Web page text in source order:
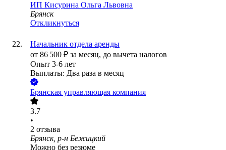
ИП Кисурина Ольга Львовна
Брянск
Откликнуться
Начальник отдела аренды
от 86 500 ₽ за месяц, до вычета налогов
Опыт 3-6 лет
Выплаты: Два раза в месяц
Брянская управляющая компания
3.7
•
2 отзыва
Брянск, р-н Бежицкий
Можно без резюме